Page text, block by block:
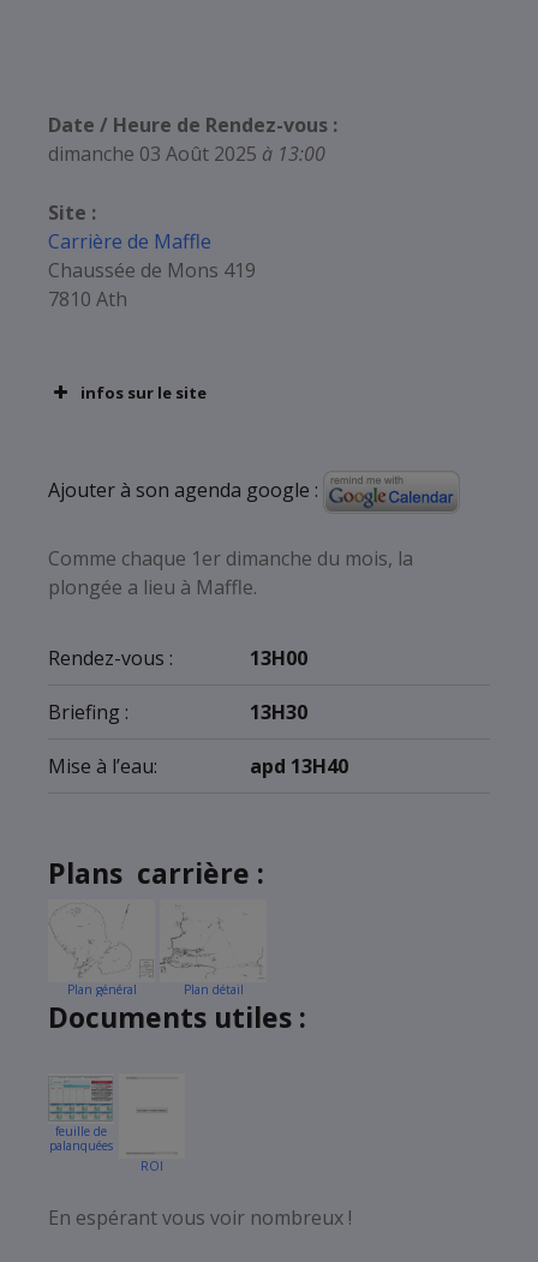
Date / Heure de Rendez-vous :
dimanche 03 Août 2025 à 13:00
Site :
Carrière de Maffle
Chaussée de Mons 419
7810 Ath
infos sur le site
Ajouter à son agenda google :
Comme chaque 1er dimanche du mois, la
plongée a lieu à Maffle.
Rendez-vous : 13H00
Briefing : 13H30
Mise à l’eau: apd 13H40
Plans carrière :
Plan général Plan détail
Documents utiles :
feuille de
palanquées
ROI
En espérant vous voir nombreux !